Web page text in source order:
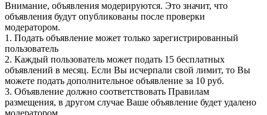
Внимание, объявления модерируются. Это значит, что
объявления будут опубликованы после проверки
модератором.
1. Подать объявление может только зарегистрированный
пользователь
2. Каждый пользователь может подать 15 бесплатных
объявлений в месяц. Если Вы исчерпали свой лимит, то Вы
можете подать дополнительное объявление за 10 руб.
3. Объявление должно соответствовать Правилам
размещения, в другом случае Ваше объявление будет удалено